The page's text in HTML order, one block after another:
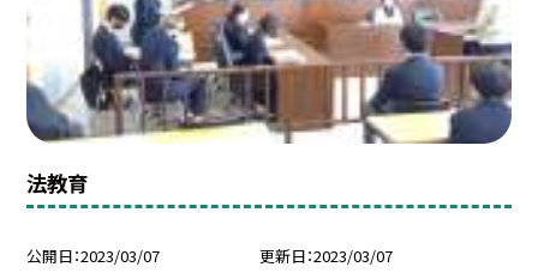
法教育
公開日 2023/03/07 更新日 2023/03/07